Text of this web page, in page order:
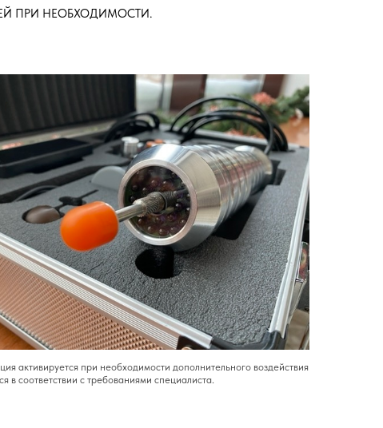
ПРИ НЕОБХОДИМОСТИ.
активируется при необходимости дополнительного воздействия
в соответствии с требованиями специалиста.